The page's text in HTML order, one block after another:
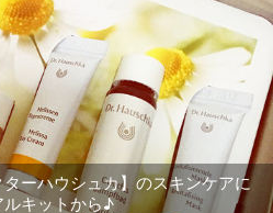
ーハウシュカ】のスキンケアに
キットから♪